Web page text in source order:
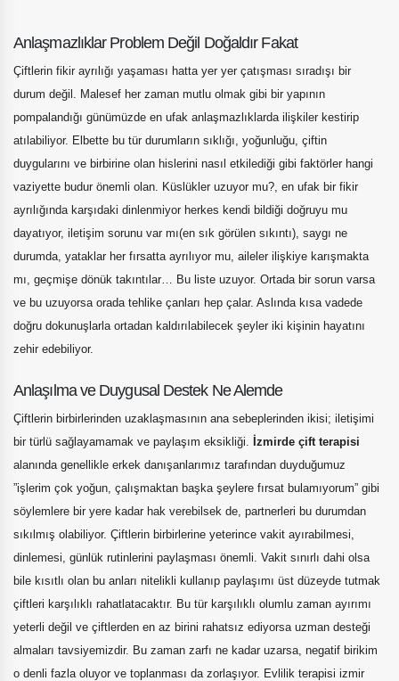
Anlaşmazlıklar Problem Değil Doğaldır Fakat
Çiftlerin fikir ayrılığı yaşaması hatta yer yer çatışması sıradışı bir
durum değil. Malesef her zaman mutlu olmak gibi bir yapının
pompalandığı günümüzde en ufak anlaşmazlıklarda ilişkiler kestirip
atılabiliyor. Elbette bu tür durumların sıklığı, yoğunluğu, çiftin
duygularını ve birbirine olan hislerini nasıl etkilediği gibi faktörler hangi
vaziyette budur önemli olan. Küslükler uzuyor mu?, en ufak bir fikir
ayrılığında karşıdaki dinlenmiyor herkes kendi bildiği doğruyu mu
dayatıyor, iletişim sorunu var mı(en sık görülen sıkıntı), saygı ne
durumda, yataklar her fırsatta ayrılıyor mu, aileler ilişkiye karışmakta
mı, geçmişe dönük takıntılar… Bu liste uzuyor. Ortada bir sorun varsa
ve bu uzuyorsa orada tehlike çanları hep çalar. Aslında kısa vadede
doğru dokunuşlarla ortadan kaldırılabilecek şeyler iki kişinin hayatını
zehir edebiliyor.
Anlaşılma ve Duygusal Destek Ne Alemde
Çiftlerin birbirlerinden uzaklaşmasının ana sebeplerinden ikisi; iletişimi
bir türlü sağlayamamak ve paylaşım eksikliği.
İzmirde çift terapisi
alanında genellikle erkek danışanlarımız tarafından duyduğumuz
”işlerim çok yoğun, çalışmaktan başka şeylere fırsat bulamıyorum” gibi
söylemlere bir yere kadar hak verebilsek de, partnerleri bu durumdan
sıkılmış olabiliyor. Çiftlerin birbirlerine yeterince vakit ayırabilmesi,
dinlemesi, günlük rutinlerini paylaşması önemli. Vakit sınırlı dahi olsa
bile kısıtlı olan bu anları nitelikli kullanıp paylaşımı üst düzeyde tutmak
çiftleri karşılıklı rahatlatacaktır. Bu tür karşılıklı olumlu zaman ayırımı
yeterli değil ve çiftlerden en az birini rahatsız ediyorsa uzman desteği
almaları tavsiyemizdir. Bu zaman zarfı ne kadar uzarsa, negatif birikim
o denli fazla oluyor ve toplanması da zorlaşıyor. Evlilik terapisi izmir